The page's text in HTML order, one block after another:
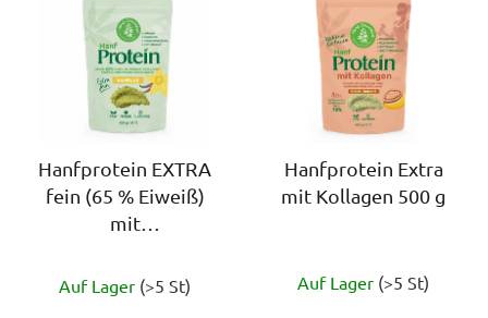
Hanfprotein EXTRA
fein (65 % Eiweiß)
mit
500 g
durchschnittliche
Auf Lager (>5 St)
Hanfprotein Extra
mit Kollagen 500 g
Auf Lager (>5 St)